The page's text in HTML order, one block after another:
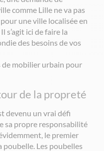
comme Lille ne va pas
une ville localisée en
s’agit ici de faire la
des besoins de vos
mobilier urbain pour
de la propreté
devenu un vrai défi
sa propre responsabilité
le premier
Les poubelles